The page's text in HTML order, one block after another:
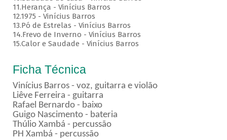
11.Herança - Vinícius Barros
12.1975 - Vinícius Barros
13.Pó de Estrelas - Vinícius Barros
14.Frevo de Inverno - Vinícius Barros
15.Calor e Saudade - Vinícius Barros
Ficha Técnica
Vinícius Barros - voz, guitarra e violão
Liêve Ferreira - guitarra
Rafael Bernardo - baixo
Guigo Nascimento - bateria
Thúlio Xambá - percussão
PH Xambá - percussão